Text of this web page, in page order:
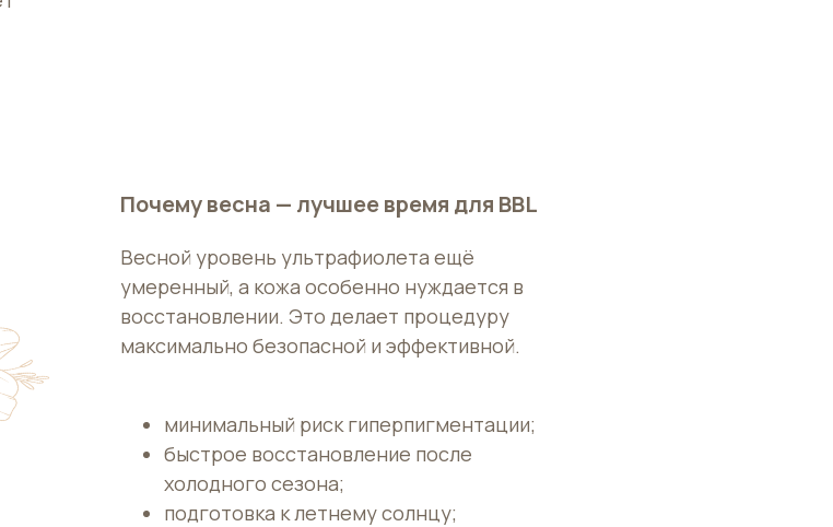
ОТПРАВИТЬПочему весна — лучшее время для BBL
Весной уровень ультрафиолета ещё
умеренный, а кожа особенно нуждается в
восстановлении. Это делает процедуру
максимально безопасной и эффективной.
минимальный риск гиперпигментации;
быстрое восстановление после
холодного сезона;